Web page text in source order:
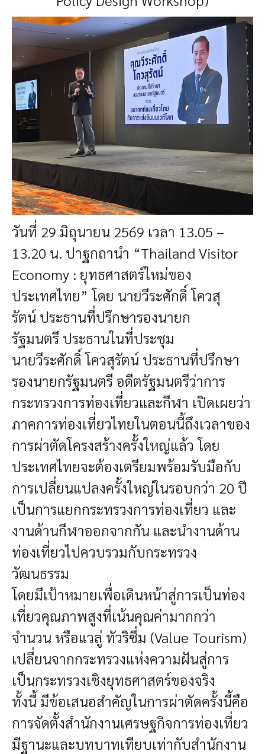
วันที่ 29 มิถุนายน 2569 เวลา 13.05 –
13.20 น. ปาฐกถานำ “Thailand Visitor
Economy : ยุทธศาสตร์ใหม่ของ
ประเทศไทย” โดย นายวีระศักดิ์ โควสุ
รัตน์ ประธานที่ปรึกษารองนายก
รัฐมนตรี ประธานในที่ประชุม
นายวีระศักดิ์ โควสุรัตน์ ประธานที่ปรึกษา
รองนายกรัฐมนตรี อดีตรัฐมนตรีว่าการ
กระทรวงการท่องเที่ยวและกีฬา เปิดเผยว่า
ภาคการท่องเที่ยวไทยในตอนนี้ถึงเวลาของ
การผ่าตัดโครงสร้างครั้งใหญ่แล้ว โดย
ประเทศไทยจะต้องเตรียมพร้อมรับมือกับ
การเปลี่ยนแปลงครั้งใหญ่ในรอบกว่า 20 ปี
เป็นการแยกกระทรวงการท่องเที่ยว และ
งานด้านกีฬาออกจากกัน และนำงานด้าน
ท่องเที่ยวไปควบรวมกับกระทรวง
วัฒนธรรม
โดยมีเป้าหมายเพื่อเดินหน้าสู่การเป็นท่อง
เที่ยวคุณภาพสูงที่เน้นคุณค่ามากกว่า
จำนวน หรือแวลู่ ทัวริซึ่ม (Value Tourism)
เปลี่ยนจากกระทรวงแห่งความฝันสู่การ
เป็นกระทรวงเชิงยุทธศาสตร์ของจริง
ทั้งนี้ มีข้อเสนอสำคัญในการผ่าตัดครั้งนี้คือ
การจัดตั้งสำนักงานเศรษฐกิจการท่องเที่ยว
มีฐานะและบทบาทเทียบเท่ากับสำนักงาน